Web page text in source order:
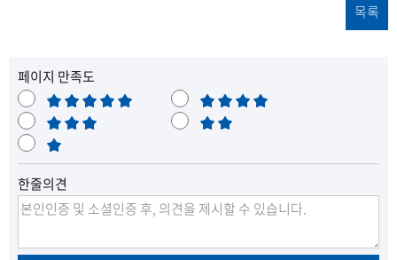
목록
페이지 만족도
매
우
만
족
만
족
보
통
불
매
우
불
만
한줄의견